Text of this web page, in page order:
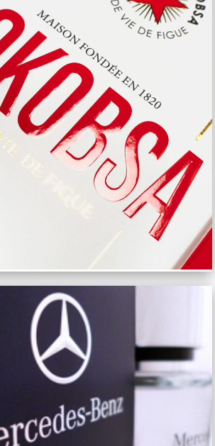
BOKOBSA
MERCEDES-BENZ PARFUMS